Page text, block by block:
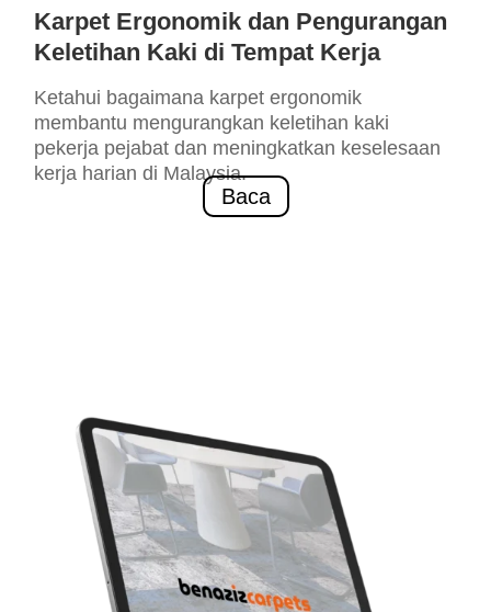
Karpet Ergonomik dan Pengurangan
Keletihan Kaki di Tempat Kerja
Ketahui bagaimana karpet ergonomik
membantu mengurangkan keletihan kaki
pekerja pejabat dan meningkatkan keselesaan
kerja harian di Malaysia.
Baca